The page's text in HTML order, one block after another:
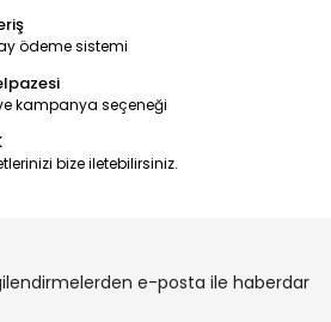
ödeme sistemi
kampanya seçeneği
bize iletebilirsiniz.
e-posta ile haberdar